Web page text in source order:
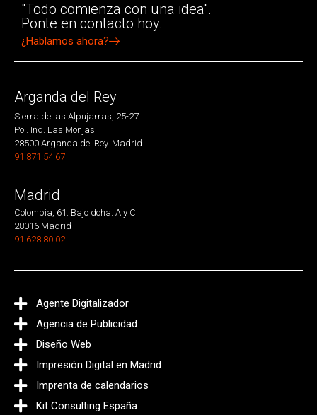
"Todo comienza con una idea".
Ponte en contacto hoy.
¿Hablamos ahora?
Arganda del Rey
Sierra de las Alpujarras, 25-27
Pol. Ind. Las Monjas
28500 Arganda del Rey. Madrid
91 871 54 67
Madrid
Colombia, 61. Bajo dcha. A y C
28016 Madrid
91 628 80 02
Agente Digitalizador
Agencia de Publicidad
Diseño Web
Impresión Digital en Madrid
Imprenta de calendarios
Kit Consulting España